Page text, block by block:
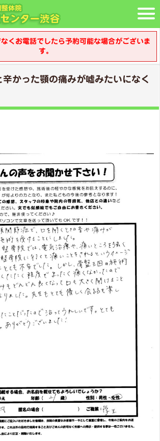
くお電話でしたら予約可能な場合がございま
す。
辛かった顎の痛みが嘘みたいになく